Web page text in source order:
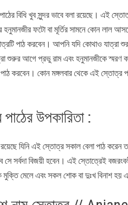
বিধি খুব সুন্দর ভাবে বলা রয়েছে। এই
হনুমানজীর ফটো বা মূর্তির সামনে কোন লাল
পাঠ করবেন। আপনি যদি কোথাও যাত্রা
শুরুর আগে প্রভু রাম এবং হনুমানজীকে
করবেন। কোন মঙ্গলবার থেকে এই
উপকারিতা :
যিনি এই স্তোত্র সকাল বেলা পাঠ
সর্বদা বিজয়ী হবেন। এই স্তোত্রেই
মেলে এবং সকল শোক বা দুঃখ বিনাশ হয়